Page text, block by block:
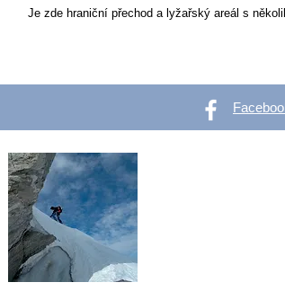
Je zde hraniční přechod a lyžařský areál s